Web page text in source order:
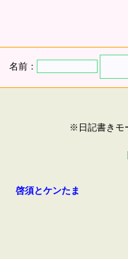
名前：
※日記書きモ
啓須とケンたま